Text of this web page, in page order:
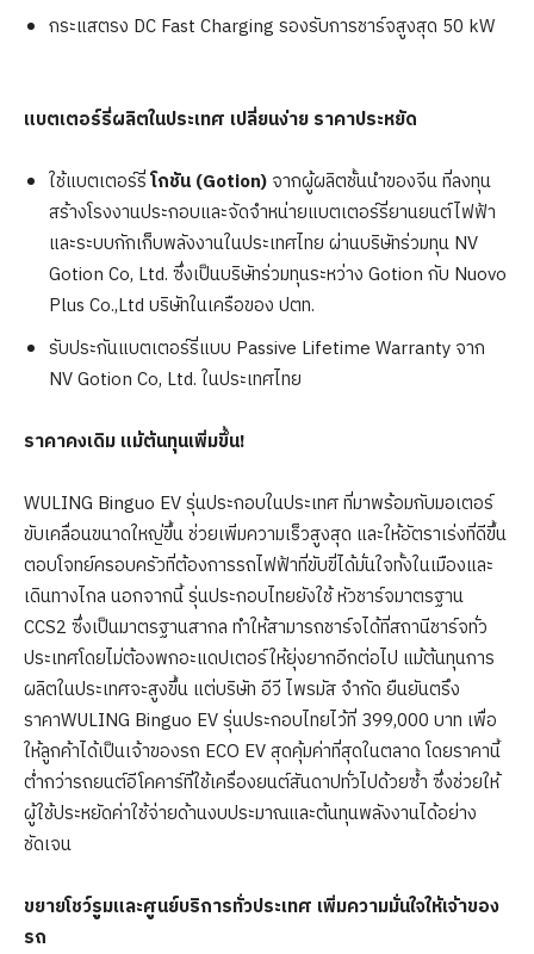
กระแสตรง DC Fast Charging รองรับการชาร์จสูงสุด 50 kW
แบตเตอร์รี่ผลิตในประเทศ เปลี่ยนง่าย ราคาประหยัด
ใช้แบตเตอร์รี่โกชัน (Gotion) จากผู้ผลิตชั้นนำของจีน ที่ลงทุน
สร้างโรงงานประกอบและจัดจำหน่ายแบตเตอร์รี่ยานยนต์ไฟฟ้า
และระบบกักเก็บพลังงานในประเทศไทย ผ่านบริษัทร่วมทุน NV
Gotion Co, Ltd. ซึ่งเป็นบริษัทร่วมทุนระหว่าง Gotion กับ Nuovo
Plus Co.,Ltd บริษัทในเครือของ ปตท.
รับประกันแบตเตอร์รี่แบบ Passive Lifetime Warranty จาก
NV Gotion Co, Ltd. ในประเทศไทย
ราคาคงเดิม แม้ต้นทุนเพิ่มขึ้น!
WULING Binguo EV รุ่นประกอบในประเทศ ที่มาพร้อมกับมอเตอร์
ขับเคลื่อนขนาดใหญ่ขึ้น ช่วยเพิ่มความเร็วสูงสุด และให้อัตราเร่งที่ดีขึ้น
ตอบโจทย์ครอบครัวที่ต้องการรถไฟฟ้าที่ขับขี่ได้มั่นใจทั้งในเมืองและ
เดินทางไกล นอกจากนี้ รุ่นประกอบไทยยังใช้ หัวชาร์จมาตรฐาน
CCS2 ซึ่งเป็นมาตรฐานสากล ทำให้สามารถชาร์จได้ที่สถานีชาร์จทั่ว
ประเทศโดยไม่ต้องพกอะแดปเตอร์ให้ยุ่งยากอีกต่อไป แม้ต้นทุนการ
ผลิตในประเทศจะสูงขึ้น แต่บริษัท อีวี ไพรมัส จำกัด ยืนยันตรึง
ราคาWULING Binguo EV รุ่นประกอบไทยไว้ที่ 399,000 บาท เพื่อ
ให้ลูกค้าได้เป็นเจ้าของรถ ECO EV สุดคุ้มค่าที่สุดในตลาด โดยราคานี้
ต่ำกว่ารถยนต์อีโคคาร์ที่ใช้เครื่องยนต์สันดาปทั่วไปด้วยซ้ำ ซึ่งช่วยให้
ผู้ใช้ประหยัดค่าใช้จ่ายด้านงบประมาณและต้นทุนพลังงานได้อย่าง
ชัดเจน
ขยายโชว์รูมและศูนย์บริการทั่วประเทศ เพิ่มความมั่นใจให้เจ้าของ
รถ